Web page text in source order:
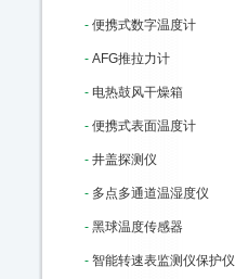
- 便携式数字温度计
- AFG推拉力计
- 电热鼓风干燥箱
- 便携式表面温度计
- 井盖探测仪
- 多点多通道温湿度仪
- 黑球温度传感器
- 智能转速表监测仪保护仪